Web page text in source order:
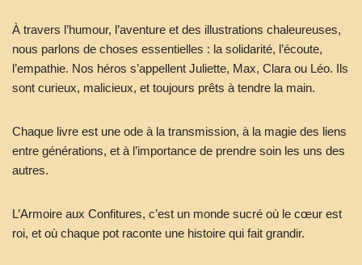
À travers l’humour, l’aventure et des illustrations chaleureuses,
nous parlons de choses essentielles : la solidarité, l’écoute,
l’empathie. Nos héros s’appellent Juliette, Max, Clara ou Léo. Ils
sont curieux, malicieux, et toujours prêts à tendre la main.
Chaque livre est une ode à la transmission, à la magie des liens
entre générations, et à l’importance de prendre soin les uns des
autres.
L’Armoire aux Confitures, c’est un monde sucré où le cœur est
roi, et où chaque pot raconte une histoire qui fait grandir.